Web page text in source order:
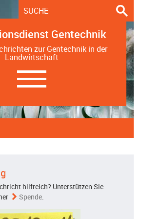
Gentechnik
zur Gentechnik in der
Landwirtschaft
Navigation
ein-/ausblenden
hilfreich? Unterstützen Sie
Spende.